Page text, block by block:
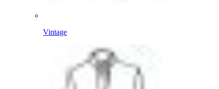
Vintage